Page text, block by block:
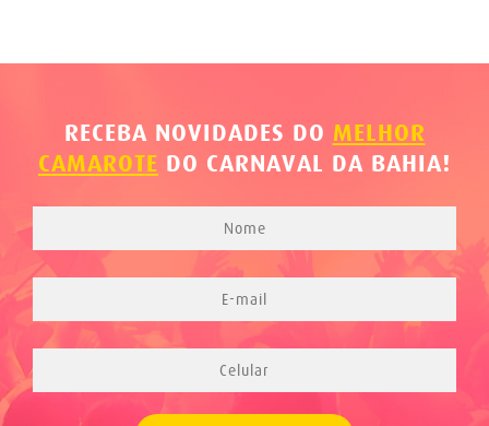
RECEBA NOVIDADES DO MELHOR
CAMAROTE DO CARNAVAL DA BAHIA!